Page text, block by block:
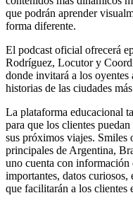
que podrán aprender
forma diferente.
El podcast oficial ofrecerá
Rodríguez, Locutor y
donde invitará a los oyentes
historias de las ciudades
La plataforma educacional
para que los clientes
sus próximos viajes. Smiles
principales de Argentina,
uno cuenta con información
importantes, datos
que facilitarán a los clientes